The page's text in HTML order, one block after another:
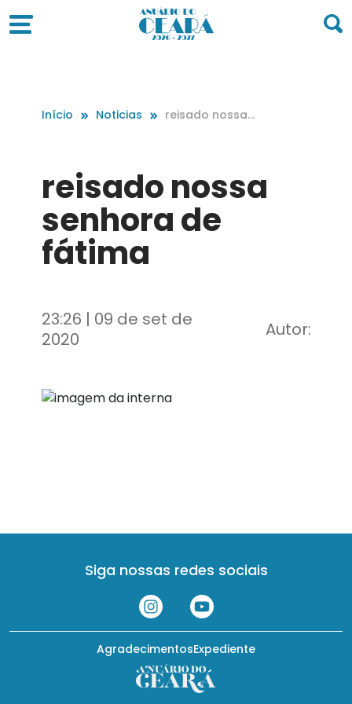
Início Noticias
reisado nossa
reisado nossa
senhora de
fátima
23:26 | 09 de set de
2020
Autor:
Siga nossas redes sociais
Expediente
Agradecimentos